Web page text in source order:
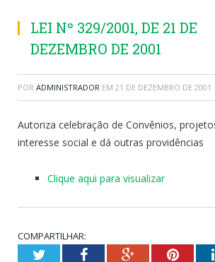
LEI Nº 329/2001, DE 21 DE
DEZEMBRO DE 2001
POR ADMINISTRADOR EM 21 DE DEZEMBRO DE 2001
Autoriza celebração de Convênios,
interesse social e dá outras providências
Clique aqui para visualizar
COMPARTILHAR:
TwitterFacebookGoogle+